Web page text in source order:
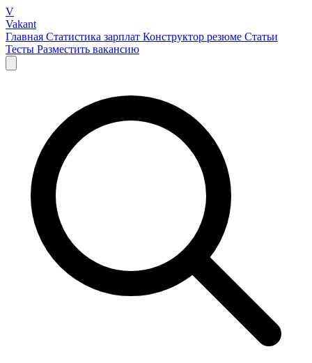
V
Vakant
Главная Статистика зарплат Конструктор резюме Статьи
Тесты Разместить вакансию